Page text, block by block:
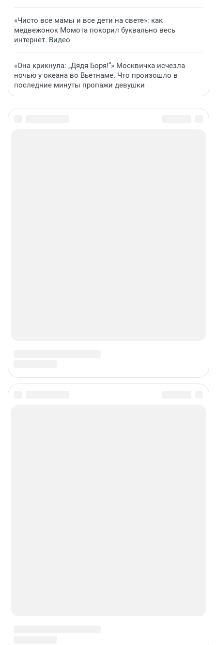
«Чисто все мамы и все дети на свете»: как
медвежонок Момота покорил буквально весь
интернет. Видео
«Она крикнула: „Дядя Боря!“» Москвичка исчезла
ночью у океана во Вьетнаме. Что произошло в
последние минуты пропажи девушки